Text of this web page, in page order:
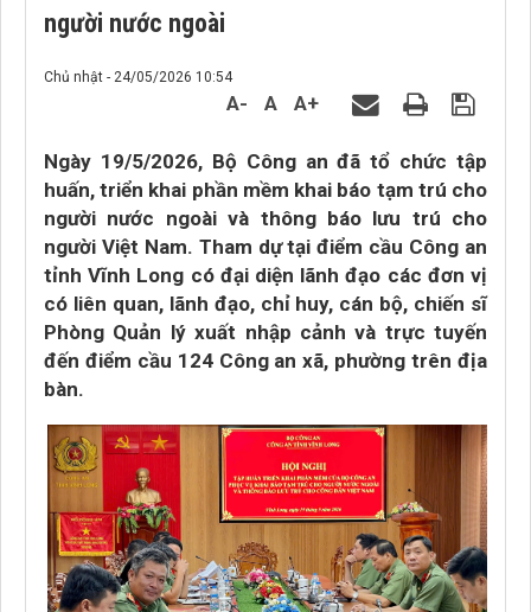
người nước ngoài
Chủ nhật - 24/05/2026 10:54
A- A A+
Ngày 19/5/2026, Bộ Công an đã tổ chức tập
huấn, triển khai phần mềm khai báo tạm trú cho
người nước ngoài và thông báo lưu trú cho
người Việt Nam. Tham dự tại điểm cầu Công an
tỉnh Vĩnh Long có đại diện lãnh đạo các đơn vị
có liên quan, lãnh đạo, chỉ huy, cán bộ, chiến sĩ
Phòng Quản lý xuất nhập cảnh và trực tuyến
đến điểm cầu 124 Công an xã, phường trên địa
bàn.